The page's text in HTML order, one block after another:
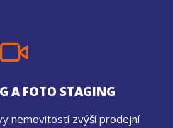
A FOTO STAGING
nemovitostí zvýší prodejní